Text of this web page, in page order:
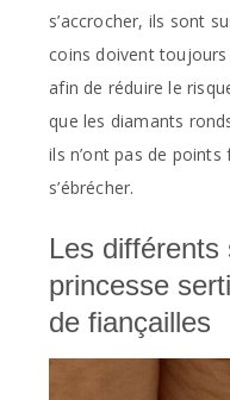
s’accrocher, ils sont
coins doivent
afin de réduire le
que les diamants
ils n’ont pas de
s’ébrécher.
Les différents
princesse
de fiançailles